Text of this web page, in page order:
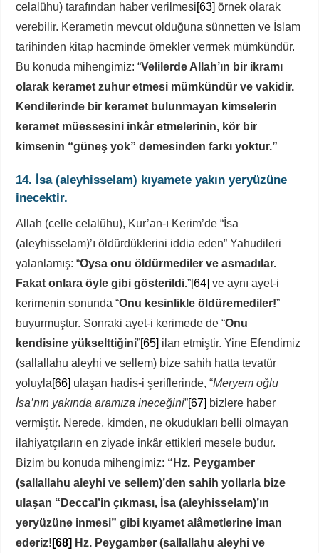
celalühu) tarafından haber verilmesi[63] örnek olarak
verebilir. Kerametin mevcut olduğuna sünnetten ve İslam
tarihinden kitap hacminde örnekler vermek mümkündür.
Bu konuda mihengimiz: “Velilerde Allah’ın bir ikramı
olarak keramet zuhur etmesi mümkündür ve vakidir.
Kendilerinde bir keramet bulunmayan kimselerin
keramet müessesini inkâr etmelerinin, kör bir
kimsenin “güneş yok” demesinden farkı yoktur.”
14. İsa(aleyhisselam) kıyamete yakın yeryüzüne
inecektir.
Allah (celle celalühu), Kur’an-ı Kerim’de “İsa
(aleyhisselam)’ı öldürdüklerini iddia eden” Yahudileri
yalanlamış: “Oysa onu öldürmediler ve asmadılar.
Fakat onlara öyle gibi gösterildi.”[64] ve aynı ayet-i
kerimenin sonunda “Onu kesinlikle öldüremediler!”
buyurmuştur. Sonraki ayet-i kerimede de “Onu
kendisine yükselttiğini”[65] ilan etmiştir. Yine Efendimiz
(sallallahu aleyhi ve sellem) bize sahih hatta tevatür
yoluyla[66] ulaşan hadis-i şeriflerinde, “Meryem oğlu
İsa’nın yakında aramıza ineceğini”[67] bizlere haber
vermiştir. Nerede, kimden, ne okudukları belli olmayan
ilahiyatçıların en ziyade inkâr ettikleri mesele budur.
Bizim bu konuda mihengimiz: “Hz. Peygamber
(sallallahu aleyhi ve sellem)’den sahih yollarla bize
ulaşan “Deccal’in çıkması, İsa (aleyhisselam)’ın
yeryüzüne inmesi” gibi kıyamet alâmetlerine iman
ederiz! [68] Hz. Peygamber (sallallahu aleyhi ve